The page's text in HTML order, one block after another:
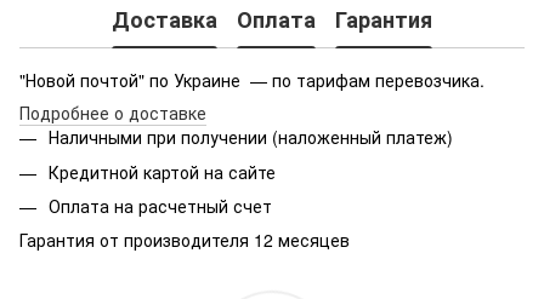
Доставка Оплата Гарантия
"Новой почтой" по Украине — по тарифам перевозчика.
Подробнее о доставке
Наличными при получении (наложенный платеж)
Кредитной картой на сайте
Оплата на расчетный счет
Гарантия от производителя 12 месяцев